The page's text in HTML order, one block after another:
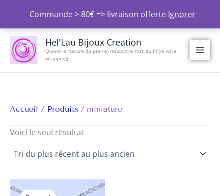
Commande > 80€ => livraison offerte Ignorer
contenu
Hel'Lau Bijoux Creation
Quand la nature (la pierre) rencontre l'art du fil (le wire
wrapping)
Accueil Produits miniature
Voici le seul résultat
prix